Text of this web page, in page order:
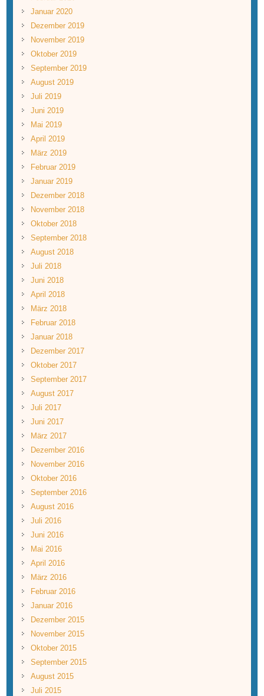
Januar 2020
Dezember 2019
November 2019
Oktober 2019
September 2019
August 2019
Juli 2019
Juni 2019
Mai 2019
April 2019
März 2019
Februar 2019
Januar 2019
Dezember 2018
November 2018
Oktober 2018
September 2018
August 2018
Juli 2018
Juni 2018
April 2018
März 2018
Februar 2018
Januar 2018
Dezember 2017
Oktober 2017
September 2017
August 2017
Juli 2017
Juni 2017
März 2017
Dezember 2016
November 2016
Oktober 2016
September 2016
August 2016
Juli 2016
Juni 2016
Mai 2016
April 2016
März 2016
Februar 2016
Januar 2016
Dezember 2015
November 2015
Oktober 2015
September 2015
August 2015
Juli 2015